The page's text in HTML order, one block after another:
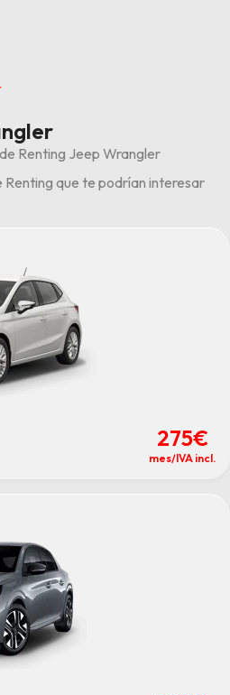
Renting Jeep Wrangler
que te podrían interesar
275€
mes/IVA incl.